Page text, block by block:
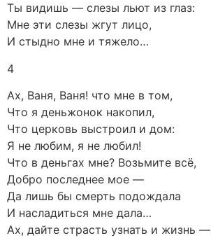
Ты видишь — слезы льют из глаз:
Мне эти слезы жгут лицо,
И стыдно мне и тяжело…
4
Ах, Ваня, Ваня! что мне в том,
Что я деньжонок накопил,
Что церковь выстроил и дом:
Я не любим, я не любил!
Что в деньгах мне? Возьмите всё,
Добро последнее мое —
Да лишь бы смерть подождала
И насладиться мне дала…
Ах, дайте страсть узнать и жизнь —